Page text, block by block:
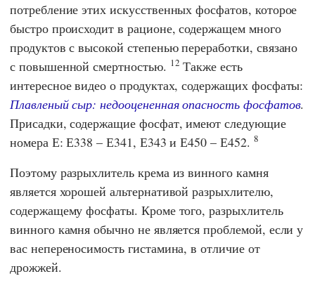
потребление этих искусственных фосфатов, которое
быстро происходит в рационе, содержащем много
продуктов с высокой степенью переработки, связано
с повышенной смертностью. 12 Также есть
интересное видео о продуктах, содержащих фосфаты:
Плавленый сыр: недооцененная опасность фосфатов.
Присадки, содержащие фосфат, имеют следующие
номера Е: Е338 – Е341, Е343 и Е450 – Е452. 8
Поэтому разрыхлитель крема из винного камня
является хорошей альтернативой разрыхлителю,
содержащему фосфаты. Кроме того, разрыхлитель
винного камня обычно не является проблемой, если у
вас непереносимость гистамина, в отличие от
дрожжей.